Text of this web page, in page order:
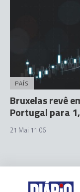
PAÍS
Bruxelas revê
Portugal para
21 Mai 11:06